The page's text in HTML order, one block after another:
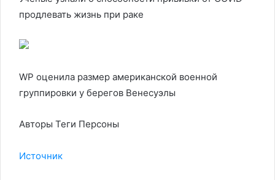
продлевать жизнь при раке
WP оценила размер американской военной
группировки у берегов Венесуэлы
Авторы Теги Персоны
Источник